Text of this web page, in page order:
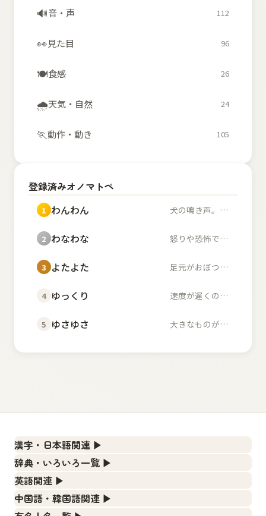
🔊音・声 112
👀見た目 96
🍽️食感 26
🌧️天気・自然 24
🏃動作・動き 105
登録済みオノマトペ
1 わんわん 犬の鳴き声。また、幼...
2 わなわな 怒りや恐怖で体が小刻...
3 よたよた 足元がおぼつかず不安...
4 ゆっくり 速度が遅くのんびりし...
5 ゆさゆさ 大きなものが左右に揺...
漢字・日本語関連 ▶
漢字の読み方検索、手書き入力、書き順練習など、日本語学
習に役立つツールを集めています。
人名漢字辞典 - 読み方検索
手書き漢字入力
辞典・いろいろ一覧 ▶
部首・画数別の漢字一覧、熟語辞典、地名・駅名検索など、
各種リファレンスツールです。
部首画数別漢字一覧
英語関連 ▶
カタカナ語・略語の意味検索、発音記号、リスニング練習な
ど英語学習ツールです。
中国語・韓国語関連 ▶
中国語のピンイン変換、韓国語の手書き入力など、アジア言